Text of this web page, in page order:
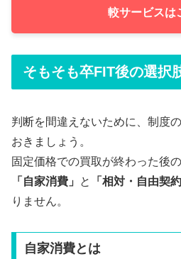
較サービスは
そもそも卒FIT後の選択
判断を間違えないために、制度
おきましょう。
固定価格での買取が終わった後
「自家消費」
と 「相対・自由契
りません。
自家消費とは